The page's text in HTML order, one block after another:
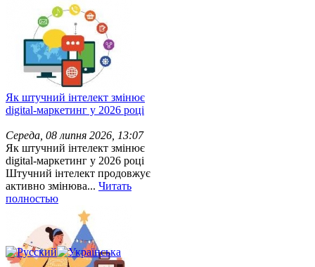
Як штучний інтелект змінює
digital-маркетинг у 2026 році
Середа, 08 липня 2026, 13:07
Як штучний інтелект змінює
digital-маркетинг у 2026 році
Штучний інтелект продовжує
активно змінюва... Читать
полностью